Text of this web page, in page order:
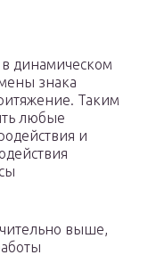
динамическом
знака
Таким
любые
и
выше,